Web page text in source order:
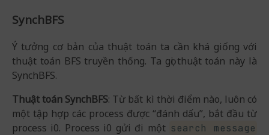
SynchBFS
Ý tưởng cơ bản của thuật toán ta cần khá giống với
thuật toán BFS truyền thống. Ta gọi thuật toán này là
SynchBFS.
Thuật toán SynchBFS: Từ bất kì thời điểm nào, luôn có
một tập hợp các process được “đánh dấu”, bắt đầu từ
process i0. Process i0 gửi đi một search message